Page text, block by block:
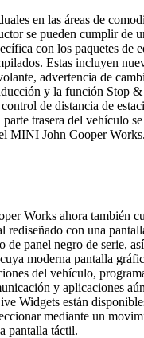
en las áreas de
se pueden cumplir de
con los paquetes de
Estas incluyen
advertencia de
y la función Stop
de distancia de
parte trasera del vehículo
MINI John Cooper Works.
Works ahora también
rediseñado con una
de panel negro de serie,
moderna pantalla
del vehículo,
y aplicaciones
Widgets están
mediante un
pantalla táctil.